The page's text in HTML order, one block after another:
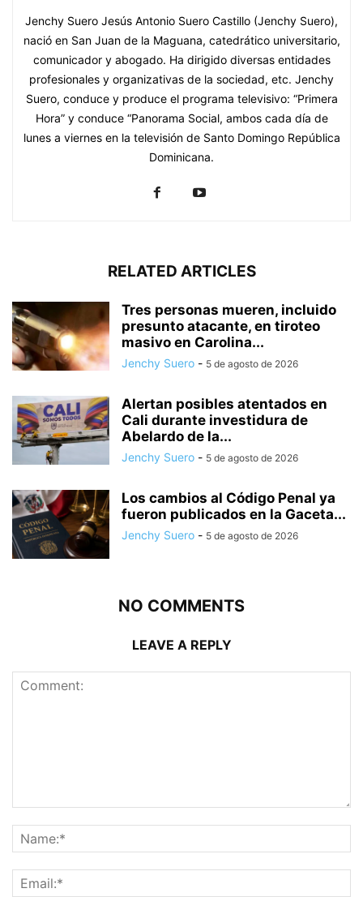
Jenchy Suero Jesús Antonio Suero Castillo (Jenchy Suero),
nació en San Juan de la Maguana, catedrático universitario,
comunicador y abogado. Ha dirigido diversas entidades
profesionales y organizativas de la sociedad, etc. Jenchy
Suero, conduce y produce el programa televisivo: “Primera
Hora” y conduce “Panorama Social, ambos cada día de
lunes a viernes en la televisión de Santo Domingo República
Dominicana.
RELATED ARTICLES
Tres personas mueren, incluido
presunto atacante, en tiroteo
masivo en Carolina...
Jenchy Suero - 5 de agosto de 2026
Alertan posibles atentados en
Cali durante investidura de
Abelardo de la...
Jenchy Suero - 5 de agosto de 2026
Los cambios al Código Penal ya
fueron publicados en la Gaceta...
Jenchy Suero - 5 de agosto de 2026
NO COMMENTS
LEAVE A REPLY